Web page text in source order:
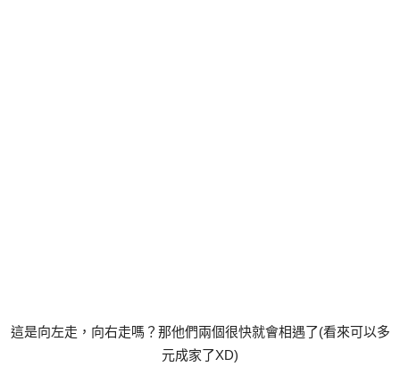
這是向左走，向右走嗎？那他們兩個很快就會相遇了(看來可以多
元成家了XD)